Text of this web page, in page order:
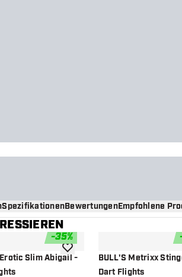
SpezifikationenBewertungenEmpfohlene
-35%
Slim Abigail -Zur Wunschliste hinzufügen
BULL'S Metrixx
Dart Flights